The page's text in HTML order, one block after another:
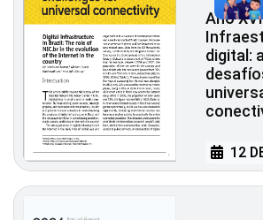
Año
digital:
12